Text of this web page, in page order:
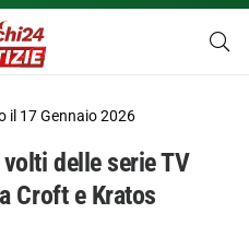
il 17 Gennaio 2026
delle serie TV
Croft e Kratos